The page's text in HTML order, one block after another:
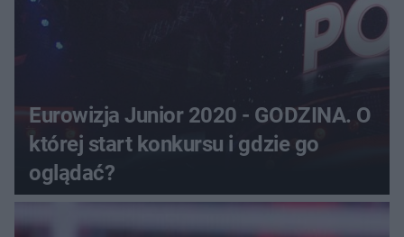
Eurowizja Junior 2020 - GODZINA. O
której start konkursu i gdzie go
oglądać?